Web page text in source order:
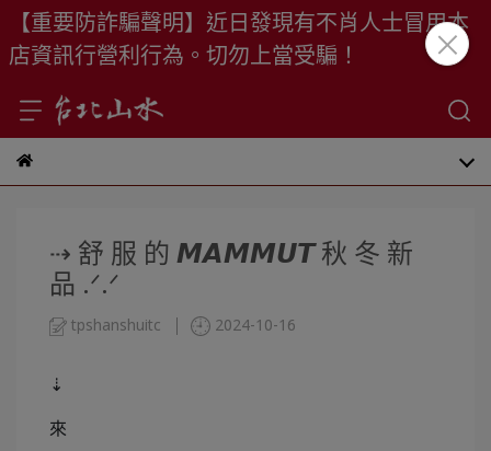
【重要防詐騙聲明】近日發現有不肖人士冒用本
店資訊行營利行為。切勿上當受騙！
⇢ 舒 服 的 𝙈𝘼𝙈𝙈𝙐𝙏 秋 冬 新
品 .ᐟ.ᐟ
tpshanshuitc 2024-10-16
⇣
來